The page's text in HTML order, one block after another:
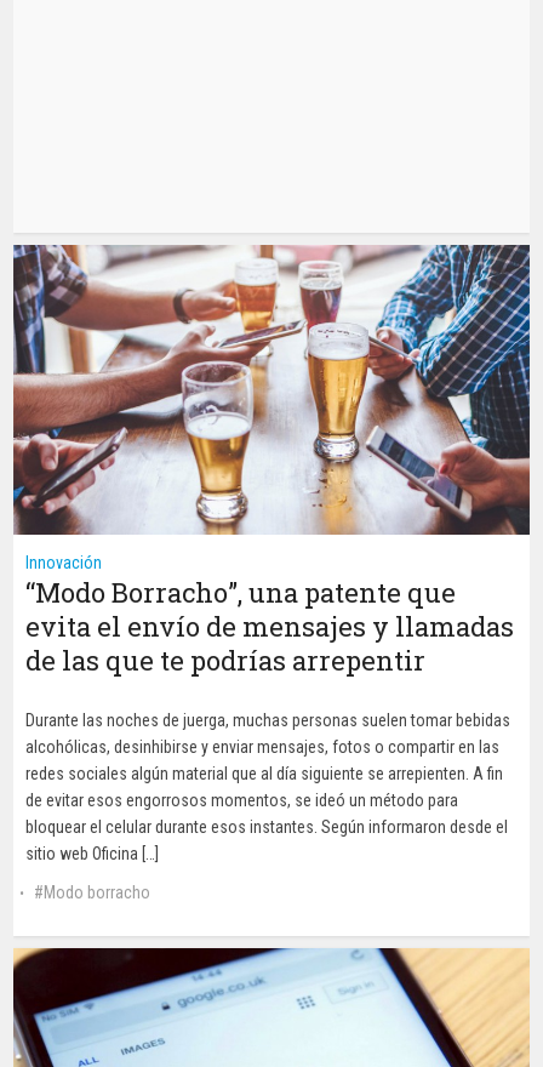
Innovación
“Modo Borracho”, una patente que
evita el envío de mensajes y llamadas
de las que te podrías arrepentir
Durante las noches de juerga, muchas personas suelen tomar bebidas
alcohólicas, desinhibirse y enviar mensajes, fotos o compartir en las
redes sociales algún material que al día siguiente se arrepienten. A fin
de evitar esos engorrosos momentos, se ideó un método para
bloquear el celular durante esos instantes. Según informaron desde el
sitio web Oficina […]
Modo borracho